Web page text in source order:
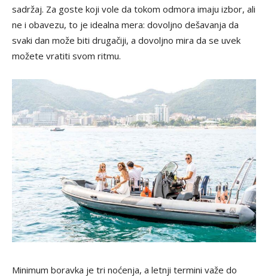
sadržaj. Za goste koji vole da tokom odmora imaju izbor, ali
ne i obavezu, to je idealna mera: dovoljno dešavanja da
svaki dan može biti drugačiji, a dovoljno mira da se uvek
možete vratiti svom ritmu.
Minimum boravka je tri noćenja, a letnji termini važe do